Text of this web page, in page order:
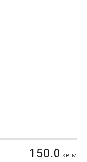
150.0 кв.м